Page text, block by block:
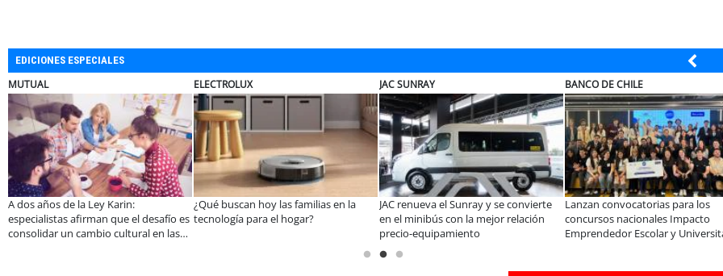
EDICIONES ESPECIALES
es
ELECTROLUX
¿Qué buscan hoy las familias en la
tecnología para el hogar?
JAC SUNRAY
JAC renueva el Sunray y se convierte
en el minibús con la mejor relación
BANCO DE CHILE
Lanzan convocatorias para los
concursos nacionales Impacto
Emprendedor Escolar y Universitario
EL ABRA
Beca Indígena de Minera El
apoya a joven de Toconce
proyecta su futuro en la